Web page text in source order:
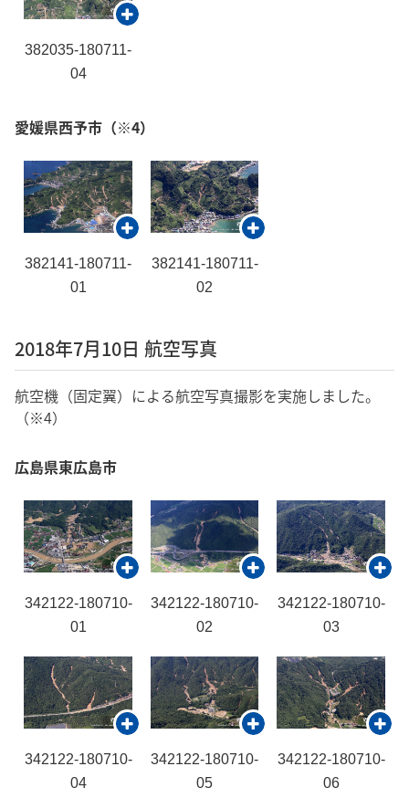
382035-180711-
04
愛媛県西予市 （※4）
382141-180711-
01
382141-180711-
02
2018年7月10日 航空写真
航空機（固定翼）による航空写真撮影を実施しました。
（※4）
広島県東広島市
342122-180710-
01
342122-180710-
02
342122-180710-
03
342122-180710-
04
342122-180710-
05
342122-180710-
06